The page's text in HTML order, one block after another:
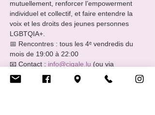
mutuellement, renforcer l’empowerment
individuel et collectif, et faire entendre la
voix et les droits des jeunes personnes
LGBTQIA+.
📅 Rencontres : tous les 4ᵉ vendredis du
mois de 19:00 à 22:00
📧 Contact : info@cigale.lu (ou via
Facebook et Instagram)
🍪 Info pratique : n’hésite pas à apporter